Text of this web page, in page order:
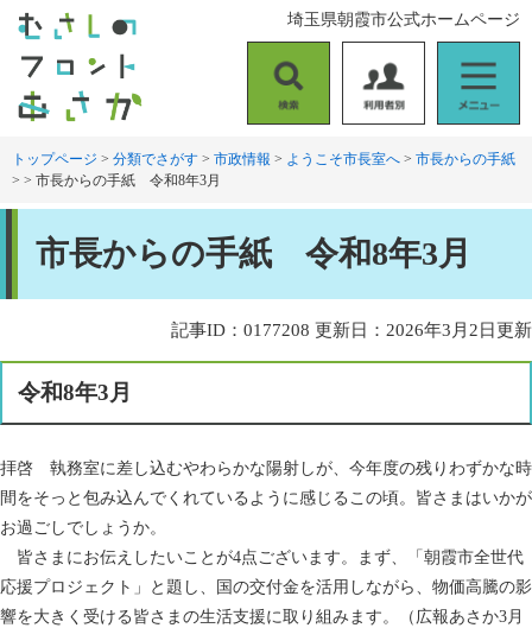
す
。
し
て
索
用
者
ニ
ュ
埼玉県朝霞市公式ホームページ
トップページ > 分類でさがす > 市政情報 > ようこそ市長室へ > 市長からの手紙
> > 市長からの手紙 令和8年3月
市長からの手紙 令和8年3月
記事ID：0177208 更新日：2026年3月2日更新
令和8年3月
拝啓 執務室に差し込むやわらかな陽射しが、今年度の残りわずかな時
間をそっと包み込んでくれているように感じるこの頃。皆さまはいかが
お過ごしでしょうか。
皆さまにお伝えしたいことが4点ございます。まず、「朝霞市全世代
応援プロジェクト」と題し、国の交付金を活用しながら、物価高騰の影
響を大きく受ける皆さまの生活支援に取り組みます。（広報あさか3月